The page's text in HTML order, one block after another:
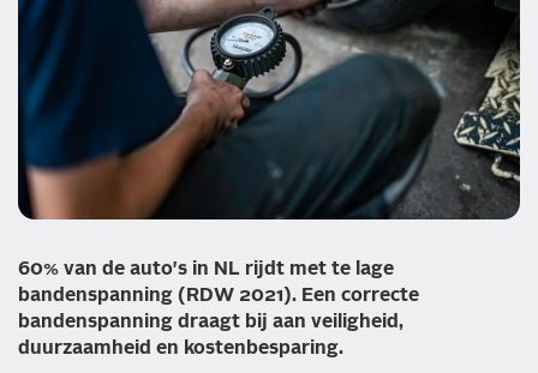
60% van de auto's in NL rijdt met te lage
bandenspanning (RDW 2021). Een correcte
bandenspanning draagt bij aan veiligheid,
duurzaamheid en kostenbesparing.